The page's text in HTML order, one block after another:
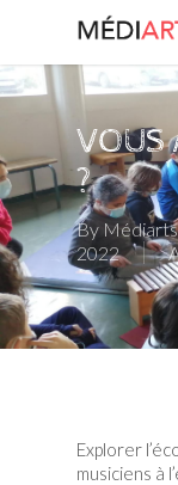
content
VOUS
?
By Médiarts
2022
Explorer
musiciens à